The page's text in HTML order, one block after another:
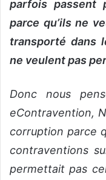
parfois passent
parce qu’ils ne
transporté dans
ne veulent pas
Donc nous
eContravention,
corruption parce
contraventions
permettait pas